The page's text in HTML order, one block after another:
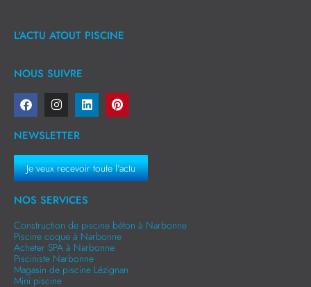
L'ACTU ATOUT PISCINE
NOUS SUIVRE
NEWSLETTER
Je veux recevoir toute l'actu
NOS SERVICES
Construction de piscine béton à Narbonne
Piscine coque à Narbonne
Acheter SPA à Narbonne
Pisciniste Narbonne
Magasin de piscine Lézignan
Mini piscine